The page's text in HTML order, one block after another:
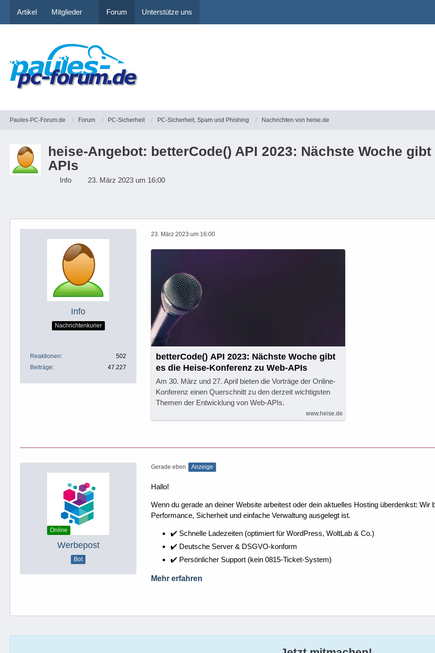
Artikel Mitglieder Forum Unterstütze uns
Paules-PC-Forum.de Forum PC-Sicherheit PC-Sicherheit, Spam und Phishing Nachrichten von heise.de
heise-Angebot: betterCode() API 2023: Nächste Woche
APIs
Info 23. März 2023 um 16:00
Info
Nachrichtenkurier
Reaktionen
502
Beiträge
47.227
23. März 2023 um 16:00
betterCode() API 2023: Nächste Woche gibt
es die Heise-Konferenz zu Web-APIs
Am 30. März und 27. April bieten die Vorträge der Online-
Konferenz einen Querschnitt zu den derzeit wichtigsten
Themen der Entwicklung von Web-APIs.
www.heise.de
Online
Werbepost
Bot
Gerade eben Anzeige
Hallo!
Wenn du gerade an deiner Website arbeitest oder dein aktuelles Hosting überdenkst:
Performance, Sicherheit und einfache Verwaltung ausgelegt ist.
✔️ Schnelle Ladezeiten (optimiert für WordPress, WoltLab & Co.)
✔️ Deutsche Server & DSGVO-konform
✔️ Persönlicher Support (kein 0815-Ticket-System)
Mehr erfahren